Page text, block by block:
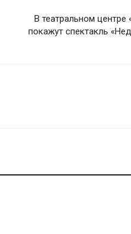
В театральном центре
покажут спектакль